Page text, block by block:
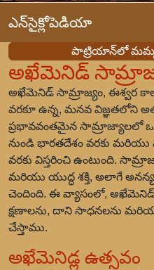
ఎన్‌సైక్లోపెడియా
పాట్రియాన్‌లో
అఖేమెనిడ్
అఖేమెనిడ్ సామ్రాజ్యం, ఈశ్వర కాలం
వరకూ ఉన్న, మనవ విజ్ఞతలోని
ప్రభావవంతమైన సామ్రాజ్యాలలో
నుండి భారతదేశం వరకు మరియు
వరకు విస్తరించి ఉంటుంది.
మరియు యుద్ధ శక్తి, అలాగే
చెందింది. ఈ వ్యాసంలో,
క్షణాలను, దాని సాధనలను
చేస్తాము.
అఖేమెనిడ్ల ఉత్సవం